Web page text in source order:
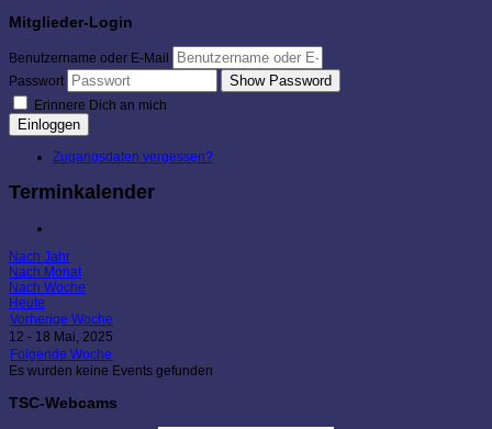
Mitglieder-Login
Benutzername oder E-Mail
Passwort
Show Password
Erinnere Dich an mich
Einloggen
Zugangsdaten vergessen?
Terminkalender
Nach Jahr
Nach Monat
Nach Woche
Heute
Vorherige Woche
12 - 18 Mai, 2025
Folgende Woche
Es wurden keine Events gefunden
TSC-Webcams